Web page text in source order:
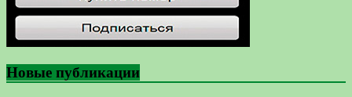
Новые публикации